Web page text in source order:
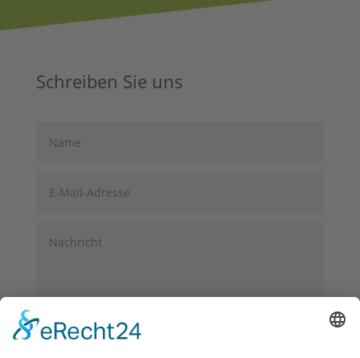
Schreiben Sie uns